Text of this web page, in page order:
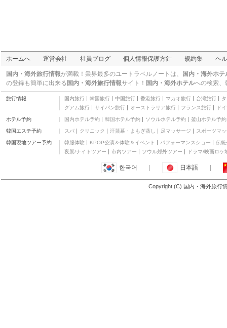
ホームへ 運営会社 社員ブログ 個人情報保護方針 規約集 ヘ
国内・海外旅行情報が満載！業界最多のユートラベルノートは、
国内・海外ホ
の登録も簡単に出来る 国内・海外旅行情報サイト！ 国内・海外ホテルへの検索、
旅行情報 国内旅行 韓国旅行 中国旅行 香港旅行 マカオ旅行 台湾旅行
グアム旅行
サイパン旅行 オーストラリア旅行 フランス旅行 ド
ホテル予約 国内ホテル予約 韓国ホテル予約 ソウルホテル予約 釜山ホテル予約
韓国エステ予約 スパ クリニック 汗蒸幕・よもぎ蒸し 足マッサージ スポーツマ
韓国現地ツアー予約 韓服体験 KPOP公演＆体験＆イベント パフォーマンスショー
伝統
夜景/ナイトツアー
市内ツアー ソウル郊外ツアー ドラマ/映画ロケ
한국어 日本語
Copyright (C) 国内・海外旅行